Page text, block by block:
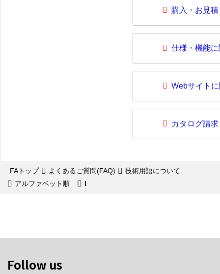
購入・お見
仕様・機能
Webサイト
カタログ請求
FAトップ よくあるご質問(FAQ)
技術用語について
アルファベット順
I
Follow us